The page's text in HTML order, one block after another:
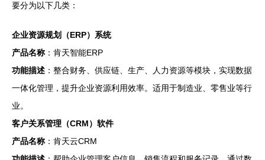
要分为以下几类：
企业资源规划（ERP）系统
产品名称 ：肯天智能ERP
功能描述 ：整合财务、供应链、生产、人力资源等模块，实现数据
一体化管理，提升企业资源利用效率。适用于制造业、零售业等行
业。
客户关系管理（CRM）软件
产品名称 ：肯天云CRM